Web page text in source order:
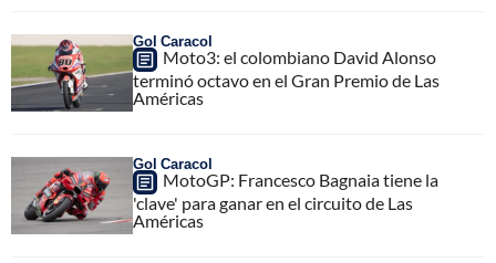
Gol Caracol
Moto3: el colombiano David Alonso
terminó octavo en el Gran Premio de Las
Américas
Gol Caracol
MotoGP: Francesco Bagnaia tiene la
'clave' para ganar en el circuito de Las
Américas